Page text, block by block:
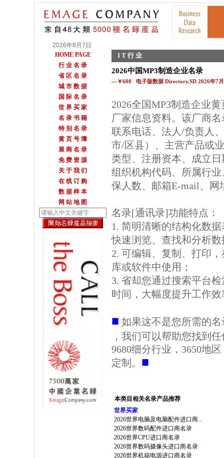
2026年8月7日
HOME PAGE
行 业 名 录
省 区 名 录
城 市 数 据
国 际 名 录
世 界 买 家
名 录 书 籍
特 别 名 录
黄 页 号 簿
展 商 名 录
免 费 资 源
关 于 我 们
在 线 订 购
数 据 样 本
网 站 地 图
I T 行 业
2026中国MP3制造企业名录
—￥680 电子版数据 Directory.SD 2026年7
2026全国MP3制造企业
厂家信息资料。该厂商
联系电话、法人/负责人
市/区县）、主营产品或
类型、注册资本、成立
组织机构代码、所属行
保人数、邮箱E-mail、网
名录[通讯录]功能特点：
1. 简明清晰的结构化数
快速浏览、查找和分析数
2. 可编辑、复制、打印
库或软件中使用；
3. 省却您通过搜索平台
时间，大幅度提升工作效
■ 如果这不是您所需的
，我们可以帮助您找到
9680细分行业，3650地
定制。 ■
本类目相关名录产品推荐
世界买家
2026世界电脑及电脑配件进口商...
2026世界数码配件进口商名录
2026世界CPU进口商名录
2026世界数码摄像头进口商名录
2026世界机箱电源进口商名录